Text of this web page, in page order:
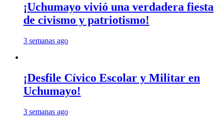
¡Uchumayo vivió una verdadera fiesta
de civismo y patriotismo!
3 semanas ago
¡Desfile Cívico Escolar y Militar en
Uchumayo!
3 semanas ago